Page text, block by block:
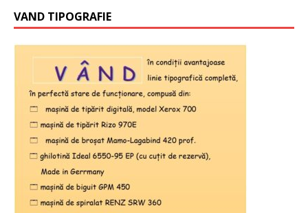
VAND TIPOGRAFIE